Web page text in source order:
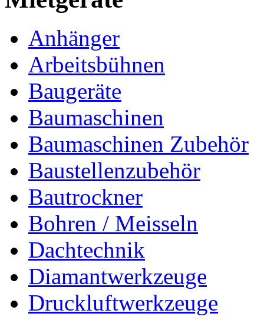
Anhänger
Arbeitsbühnen
Baugeräte
Baumaschinen
Baumaschinen Zubehör
Baustellenzubehör
Bautrockner
Bohren / Meisseln
Dachtechnik
Diamantwerkzeuge
Druckluftwerkzeuge